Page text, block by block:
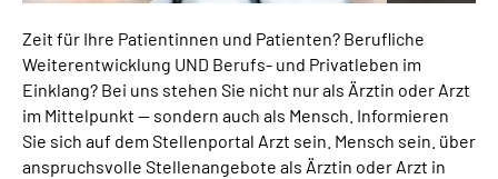
Zeit für Ihre Patientinnen und Patienten? Berufliche
Weiterentwicklung UND Berufs- und Privatleben im
Einklang? Bei uns stehen Sie nicht nur als Ärztin oder Arzt
im Mittelpunkt — sondern auch als Mensch. Informieren
Sie sich auf dem Stellenportal Arzt sein. Mensch sein. über
anspruchsvolle Stellenangebote als Ärztin oder Arzt in